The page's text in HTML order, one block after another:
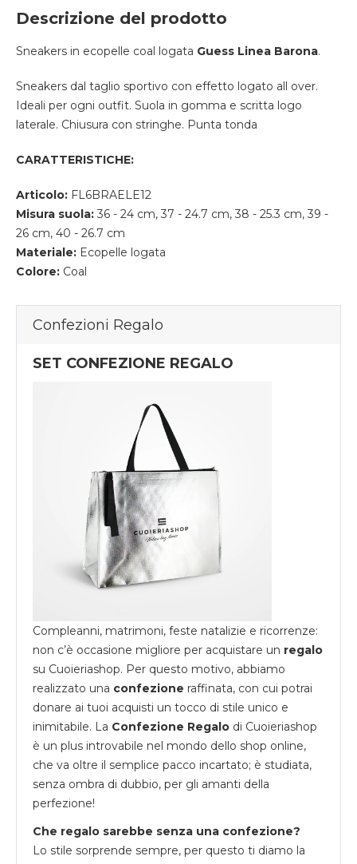
Descrizione del prodotto
Sneakers in ecopelle coal logata Guess Linea Barona.
Sneakers dal taglio sportivo con effetto logato all over.
Ideali per ogni outfit. Suola in gomma e scritta logo
laterale. Chiusura con stringhe. Punta tonda
CARATTERISTICHE:
Articolo: FL6BRAELE12
Misura suola: 36 - 24 cm, 37 - 24.7 cm, 38 - 25.3 cm, 39 -
26 cm, 40 - 26.7 cm
Materiale: Ecopelle logata
Colore: Coal
Confezioni Regalo
SET CONFEZIONE REGALO
Compleanni, matrimoni, feste natalizie e ricorrenze:
non c’è occasione migliore per acquistare un regalo
su Cuoieriashop. Per questo motivo, abbiamo
realizzato una confezione raffinata, con cui potrai
donare ai tuoi acquisti un tocco di stile unico e
inimitabile. La Confezione Regalo di Cuoieriashop
è un plus introvabile nel mondo dello shop online,
che va oltre il semplice pacco incartato; è studiata,
senza ombra di dubbio, per gli amanti della
perfezione!
Che regalo sarebbe senza una confezione?
Lo stile sorprende sempre, per questo ti diamo la